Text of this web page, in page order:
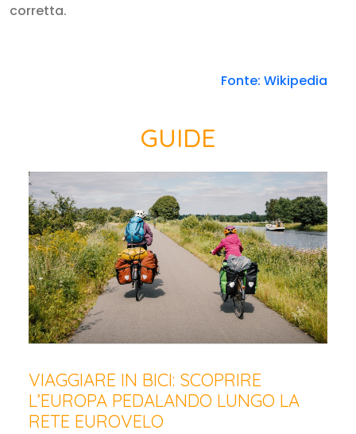
corretta.
Fonte: Wikipedia
GUIDE
VIAGGIARE IN BICI: SCOPRIRE
L’EUROPA PEDALANDO LUNGO LA
RETE EUROVELO